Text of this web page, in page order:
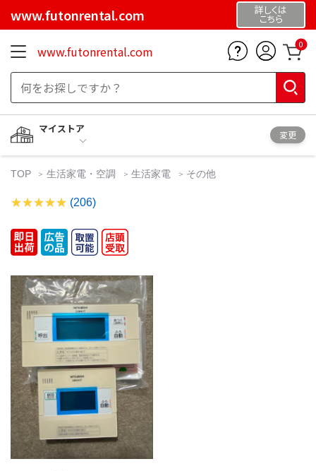
www.futonrental.com 詳しくは
こちら
www.futonrental.com 0
マイストア
変更
TOP 生活家電・空調 生活家電 その他
(206)